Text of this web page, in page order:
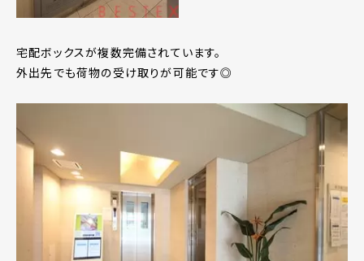
宅配ボックスが複数完備されています。
外出先でも荷物の受け取りが可能です◎